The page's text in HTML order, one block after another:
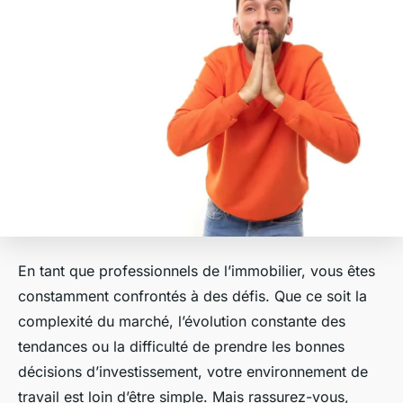
En tant que professionnels de l’immobilier, vous êtes
constamment confrontés à des défis. Que ce soit la
complexité du marché, l’évolution constante des
tendances ou la difficulté de prendre les bonnes
décisions d’investissement, votre environnement de
travail est loin d’être simple. Mais rassurez-vous,